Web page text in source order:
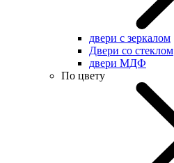
двери с зеркалом
Двери со стеклом
двери МДФ
По цвету